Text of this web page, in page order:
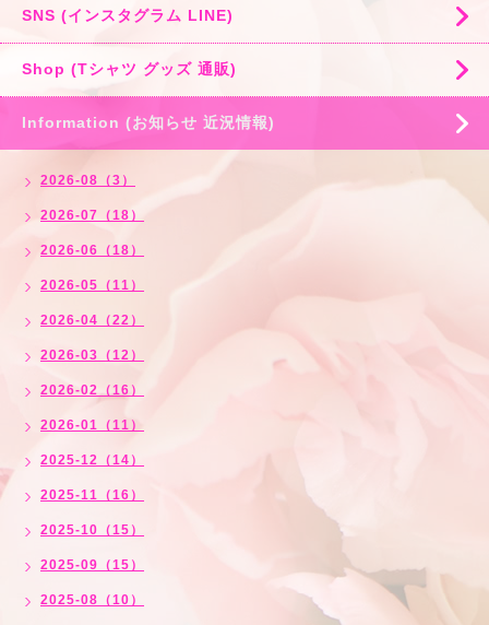
SNS (インスタグラム LINE)
Shop (Tシャツ グッズ 通販)
Information (お知らせ 近況情報)
2026-08（3）
2026-07（18）
2026-06（18）
2026-05（11）
2026-04（22）
2026-03（12）
2026-02（16）
2026-01（11）
2025-12（14）
2025-11（16）
2025-10（15）
2025-09（15）
2025-08（10）